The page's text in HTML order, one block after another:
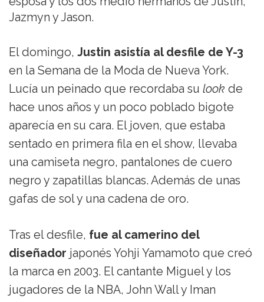
Jazmyn y Jason.
El domingo, Justin asistía al desfile de Y-3
en la Semana de la Moda de Nueva York.
Lucía un peinado que recordaba su look de
hace unos años y un poco poblado bigote
aparecía en su cara. El joven, que estaba
sentado en primera fila en el show, llevaba
una camiseta negro, pantalones de cuero
negro y zapatillas blancas. Además de unas
gafas de sol y una cadena de oro.
Tras el desfile, fue al camerino del
diseñador japonés Yohji Yamamoto que creó
la marca en 2003. El cantante Miguel y los
jugadores de la NBA, John Wall y Iman